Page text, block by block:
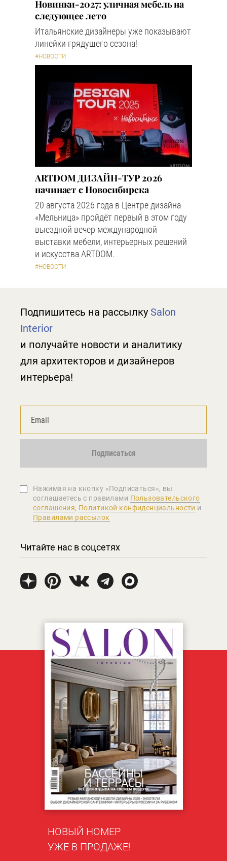
Новинки-2027: уличная мебель на
следующее лето
Итальянские дизайнеры уже показывают
линейки грядущего сезона!
#НОВОСТИ
ARTDOM ДИЗАЙН-ТУР 2026
начинает с Новосибирска
20 августа 2026 года в Центре дизайна
«Мельница» пройдёт первый в этом году
выездной вечер международной
выставки мебели, интерьерных решений
и искусства ARTDOM.
#НОВОСТИ
Подпишитесь на рассылку Salon
Interior
и получайте новости и аналитику
для архитекторов и дизайнеров
интерьера!
Подписаться
Нажимая на кнопку «Подписаться», вы
соглашаетеcь с правилами Пользовательского
соглашения, Политикой конфиденциальности и
Правилами рассылок
Читайте нас в соцсетях
НОВЫЙ НОМЕР
УЖЕ В ПРОДАЖЕ!